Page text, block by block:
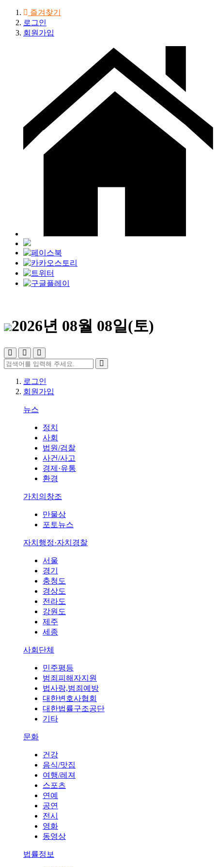
즐겨찾기
로그인
회원가입
2026년 08월 08일(토)
로그인
회원가입
뉴스
정치
사회
법원/검찰
사건/사고
경제·유통
환경
가치의창조
만물상
포토뉴스
자치행정·자치경찰
서울
경기
충청도
경상도
전라도
강원도
제주
세종
사회단체
민주평등
범죄피해자지원
법사랑,범죄예방
대한변호사협회
대한법률구조공단
기타
문화
건강
음식/맛집
여행/레져
스포츠
연예
공연
전시
영화
동영상
법률정보